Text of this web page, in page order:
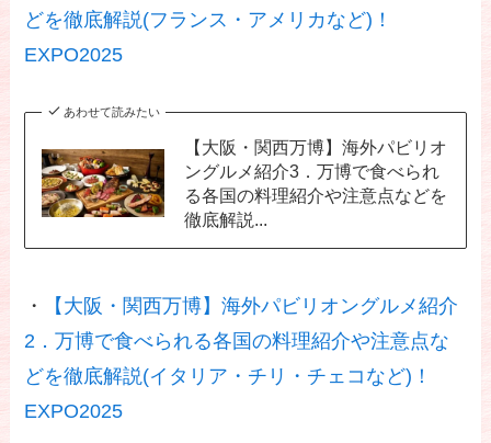
どを徹底解説(フランス・アメリカなど)！
EXPO2025
あわせて読みたい
【大阪・関西万博】海外パビリオ
ングルメ紹介3．万博で食べられ
る各国の料理紹介や注意点などを
徹底解説...
・
【大阪・関西万博】海外パビリオングルメ紹介
2．万博で食べられる各国の料理紹介や注意点な
どを徹底解説(イタリア・チリ・チェコなど)！
EXPO2025